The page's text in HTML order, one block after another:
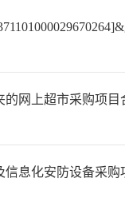
网上超市采购项目
息化安防设备采